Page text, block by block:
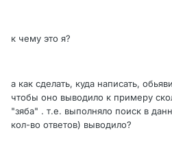
к чему это я?
а как сделать, куда написать,
чтобы оно выводило к примеру
"зяба" . т.е. выполняло поиск в
кол-во ответов) выводило?